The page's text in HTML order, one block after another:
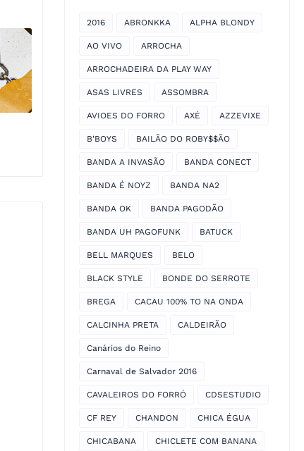
2016 ABRONKKA ALPHA BLONDY
AO VIVO ARROCHA
ARROCHADEIRA DA PLAY WAY
ASAS LIVRES ASSOMBRA
AVIOES DO FORRO AXÉ AZZEVIXE
B'BOYS BAILÃO DO ROBY$$ÃO
BANDA A INVASÃO BANDA CONECT
BANDA É NOYZ BANDA NA2
BANDA OK BANDA PAGODÃO
BANDA UH PAGOFUNK BATUCK
BELL MARQUES BELO
BLACK STYLE BONDE DO SERROTE
BREGA CACAU 100% TO NA ONDA
CALCINHA PRETA CALDEIRÃO
Canários do Reino
Carnaval de Salvador 2016
CAVALEIROS DO FORRÓ CDSESTUDIO
CF REY CHANDON CHICA ÉGUA
CHICABANA CHICLETE COM BANANA